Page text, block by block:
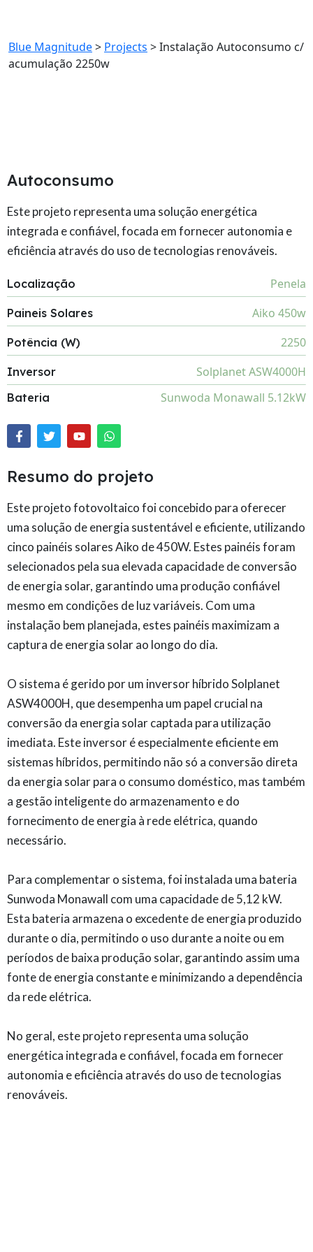
Blue Magnitude> Projects >Instalação Autoconsumo c/
acumulação 2250w
Autoconsumo
Este projeto representa uma solução energética
integrada e confiável, focada em fornecer autonomia e
eficiência através do uso de tecnologias renováveis.
Localização Penela
Paineis Solares Aiko 450w
Potência (W) 2250
Inversor Solplanet ASW4000H
Bateria Sunwoda Monawall 5.12kW
Resumo do projeto
Este projeto fotovoltaico foi concebido para oferecer
uma solução de energia sustentável e eficiente, utilizando
cinco painéis solares Aiko de 450W. Estes painéis foram
selecionados pela sua elevada capacidade de conversão
de energia solar, garantindo uma produção confiável
mesmo em condições de luz variáveis. Com uma
instalação bem planejada, estes painéis maximizam a
captura de energia solar ao longo do dia.
O sistema é gerido por um inversor híbrido Solplanet
ASW4000H, que desempenha um papel crucial na
conversão da energia solar captada para utilização
imediata. Este inversor é especialmente eficiente em
sistemas híbridos, permitindo não só a conversão direta
da energia solar para o consumo doméstico, mas também
a gestão inteligente do armazenamento e do
fornecimento de energia à rede elétrica, quando
necessário.
Para complementar o sistema, foi instalada uma bateria
Sunwoda Monawall com uma capacidade de 5,12 kW.
Esta bateria armazena o excedente de energia produzido
durante o dia, permitindo o uso durante a noite ou em
períodos de baixa produção solar, garantindo assim uma
fonte de energia constante e minimizando a dependência
da rede elétrica.
No geral, este projeto representa uma solução
energética integrada e confiável, focada em fornecer
autonomia e eficiência através do uso de tecnologias
renováveis.